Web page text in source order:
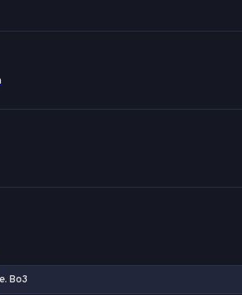
Bo3